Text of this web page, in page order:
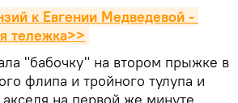
к Евгении Медведевой -
тележка>>
"бабочку" на втором прыжке в
флипа и тройного тулупа и
на первой же минуте